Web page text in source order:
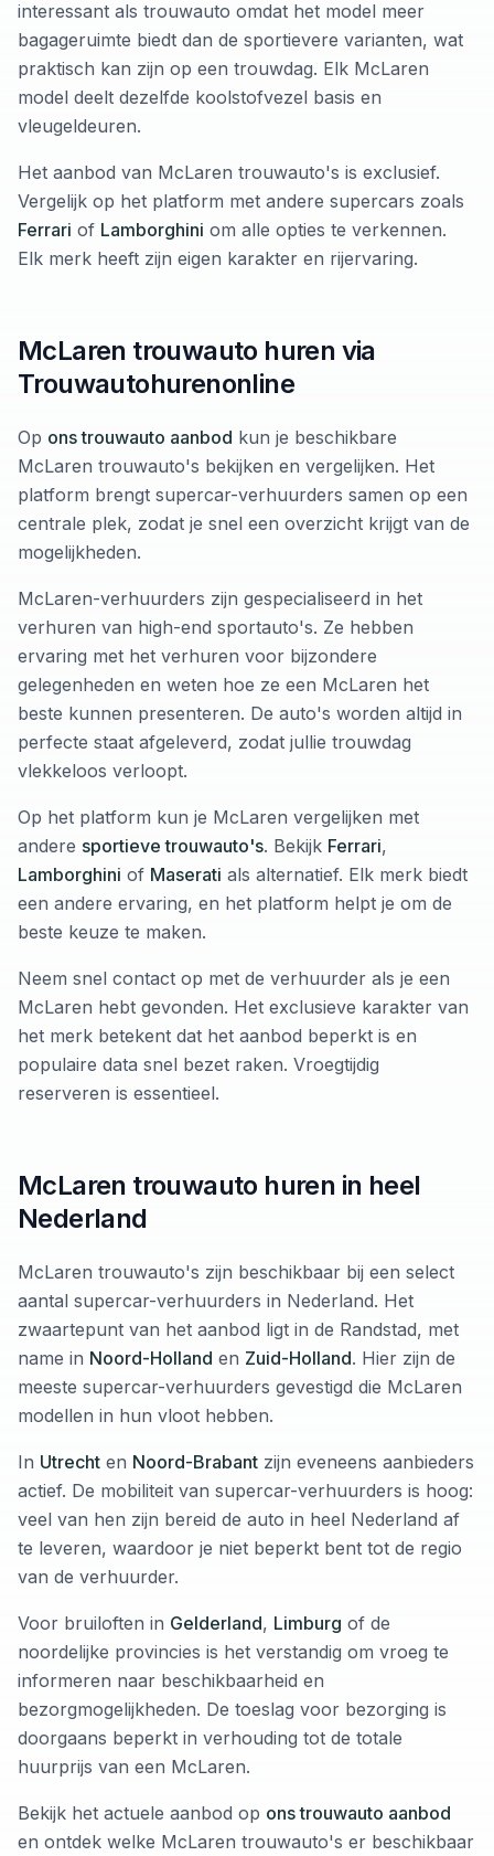
interessant als trouwauto omdat het model meer
bagageruimte biedt dan de sportievere varianten, wat
praktisch kan zijn op een trouwdag. Elk McLaren
model deelt dezelfde koolstofvezel basis en
vleugeldeuren.
Het aanbod van McLaren trouwauto's is exclusief.
Vergelijk op het platform met andere supercars zoals
Ferrari of Lamborghini om alle opties te verkennen.
Elk merk heeft zijn eigen karakter en rijervaring.
McLaren trouwauto huren via
Trouwautohurenonline
Op ons trouwauto aanbod kun je beschikbare
McLaren trouwauto's bekijken en vergelijken. Het
platform brengt supercar-verhuurders samen op een
centrale plek, zodat je snel een overzicht krijgt van de
mogelijkheden.
McLaren-verhuurders zijn gespecialiseerd in het
verhuren van high-end sportauto's. Ze hebben
ervaring met het verhuren voor bijzondere
gelegenheden en weten hoe ze een McLaren het
beste kunnen presenteren. De auto's worden altijd in
perfecte staat afgeleverd, zodat jullie trouwdag
vlekkeloos verloopt.
Op het platform kun je McLaren vergelijken met
andere sportieve trouwauto's. Bekijk Ferrari,
Lamborghini of Maserati als alternatief. Elk merk biedt
een andere ervaring, en het platform helpt je om de
beste keuze te maken.
Neem snel contact op met de verhuurder als je een
McLaren hebt gevonden. Het exclusieve karakter van
het merk betekent dat het aanbod beperkt is en
populaire data snel bezet raken. Vroegtijdig
reserveren is essentieel.
McLaren trouwauto huren in heel
Nederland
McLaren trouwauto's zijn beschikbaar bij een select
aantal supercar-verhuurders in Nederland. Het
zwaartepunt van het aanbod ligt in de Randstad, met
name in Noord-Holland en Zuid-Holland. Hier zijn de
meeste supercar-verhuurders gevestigd die McLaren
modellen in hun vloot hebben.
In Utrecht en Noord-Brabant zijn eveneens aanbieders
actief. De mobiliteit van supercar-verhuurders is hoog:
veel van hen zijn bereid de auto in heel Nederland af
te leveren, waardoor je niet beperkt bent tot de regio
van de verhuurder.
Voor bruiloften in Gelderland, Limburg of de
noordelijke provincies is het verstandig om vroeg te
informeren naar beschikbaarheid en
bezorgmogelijkheden. De toeslag voor bezorging is
doorgaans beperkt in verhouding tot de totale
huurprijs van een McLaren.
Bekijk het actuele aanbod op ons trouwauto aanbod
en ontdek welke McLaren trouwauto's er beschikbaar